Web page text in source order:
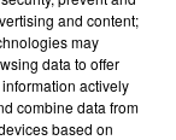
and content;
may
data to offer
actively
combine data from
based on